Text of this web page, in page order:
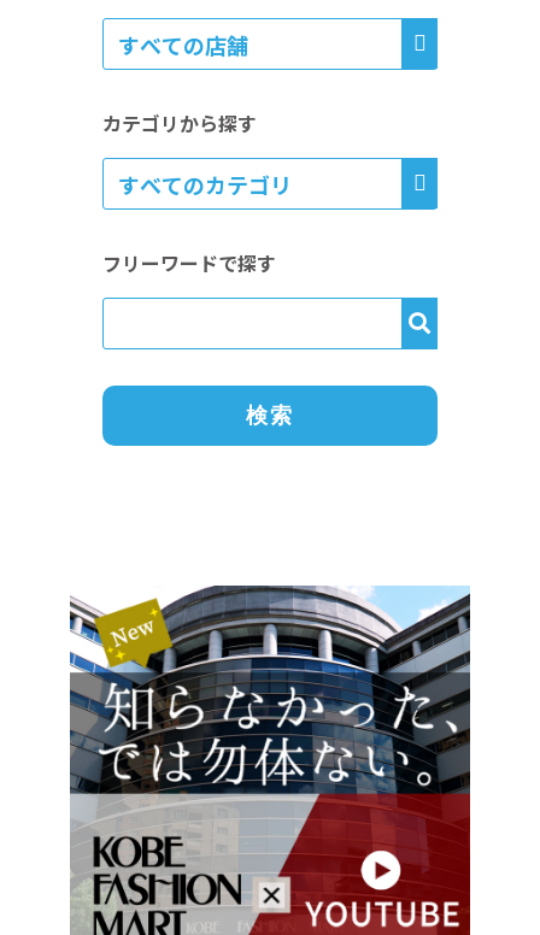
カテゴリから探す
フリーワードで探す